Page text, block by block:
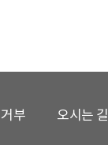
부 오시는 길